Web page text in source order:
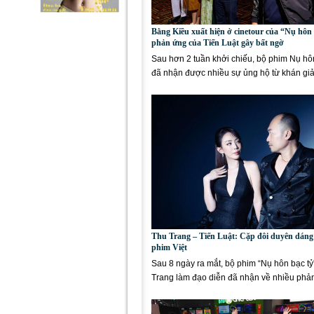
Bằng Kiều xuất hiện ở cinetour của “Nụ hôn
phản ứng của Tiến Luật gây bất ngờ
Sau hơn 2 tuần khởi chiếu, bộ phim Nụ
đã nhận được nhiều sự ủng hộ từ khán
Thu Trang – Tiến Luật: Cặp đôi duyên
phim Việt
Sau 8 ngày ra mắt, bộ phim “Nụ hôn bạc
Trang làm đạo diễn đã nhận về nhiều